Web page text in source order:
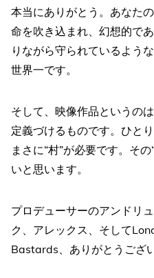
本当にありがとう。あなた
命を吹き込まれ、幻想的で
りながら守られているよう
世界一です。
そして、映像作品というの
定義づけるものです。ひと
まさに“村”が必要です。そ
いと思います。
プロデューサーのアンドリ
ク、アレックス、そして
Bastards、ありがとうござ